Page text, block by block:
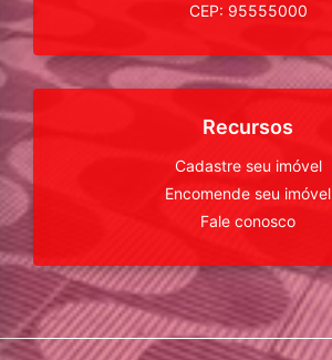
CEP: 95555000
Recursos
Cadastre seu imóvel
Encomende seu imóvel
Fale conosco